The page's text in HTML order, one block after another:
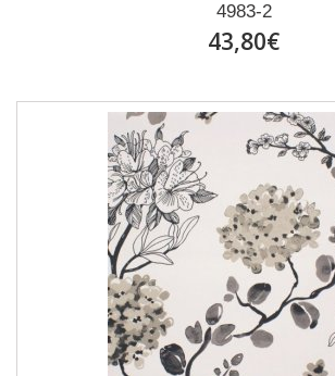
4983-2
43,80€